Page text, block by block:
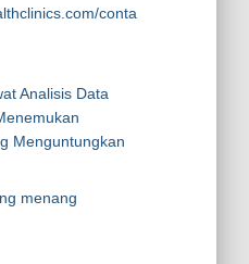
conta
Analisis Data
Menguntungkan
menang